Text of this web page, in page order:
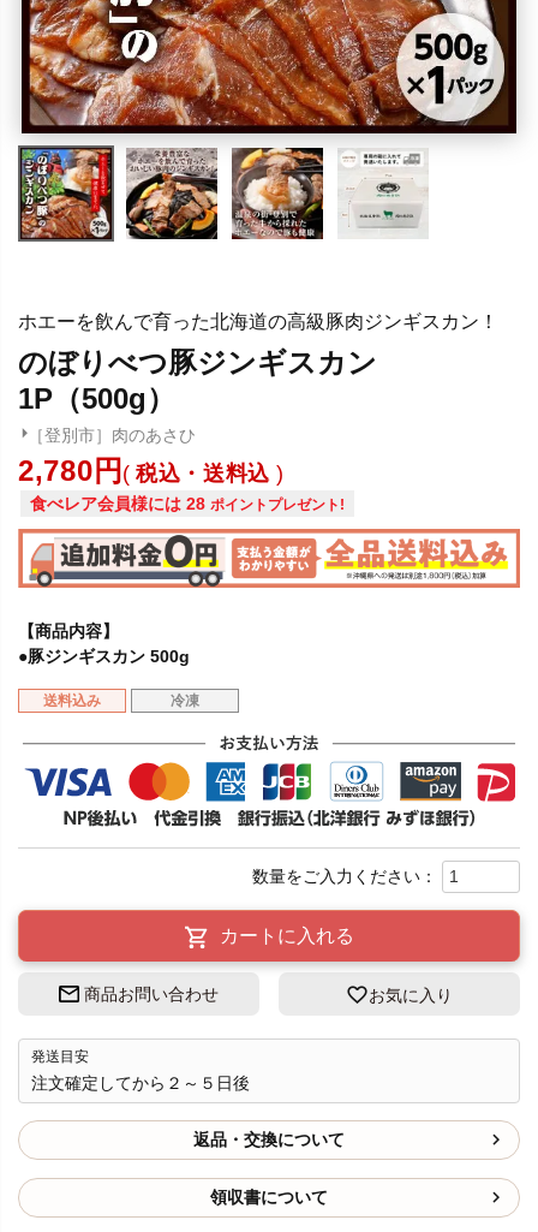
ホエーを飲んで育った北海道の高級豚肉ジンギスカン！
のぼりべつ豚ジンギスカン
1P（500g）
［登別市］肉のあさひ
2,780 税込・送料込
食べレア会員様には 28 ポイントプレゼント!
【商品内容】
●豚ジンギスカン 500g
送料込み 冷凍
カートに入れる
商品お問い合わせ お気に入り
発送目安
注文確定してから２～５日後
返品・交換について
領収書について